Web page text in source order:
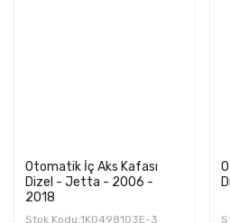
Otomatik İç Aks Kafası
Dizel - Jetta - 2006 -
2018
Stok Kodu:1K0498103E-3